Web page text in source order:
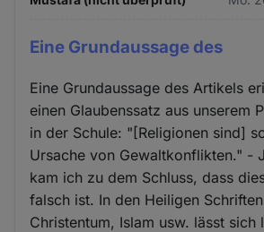
Eine Grundaussage des
Eine Grundaussage des Artikels
einen Glaubenssatz aus unserem
in der Schule: "[Religionen sind]
Ursache von Gewaltkonflikten." -
kam ich zu dem Schluss, dass
falsch ist. In den Heiligen
Christentum, Islam usw. lässt sich